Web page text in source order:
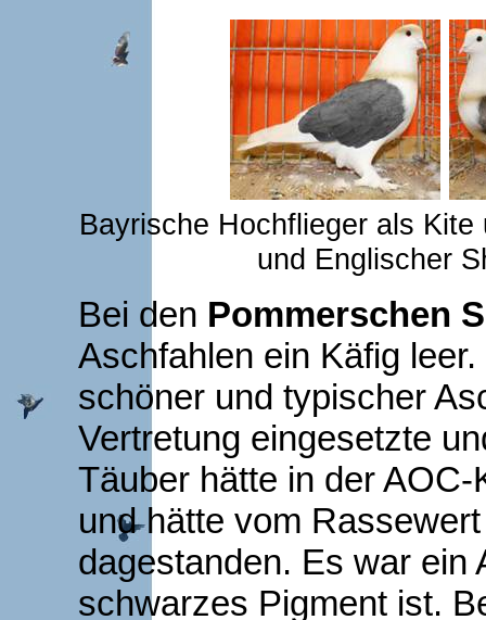
Bayrische Hochflieger als
und Englischer
Bei den Pommerschen
Aschfahlen ein Käfig
schöner und typischer
Vertretung eingesetzte
Täuber hätte in der
und hätte vom
dagestanden. Es war ein
schwarzes Pigment ist.